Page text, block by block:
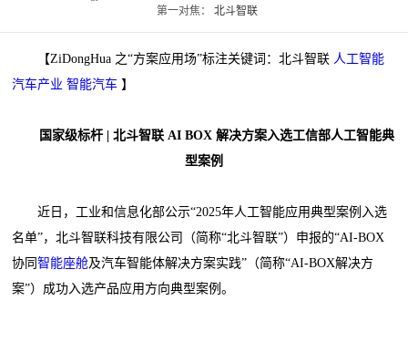
第一对焦： 北斗智联
【ZiDongHua 之“方案应用场”标注关键词：北斗智联 人工智能
汽车产业 智能汽车 】
国家级标杆 | 北斗智联 AI BOX 解决方案入选工信部人工智能典
型案例
近日，工业和信息化部公示“2025年人工智能应用典型案例入选
名单”，北斗智联科技有限公司（简称“北斗智联”）申报的“AI-BOX
协同智能座舱及汽车智能体解决方案实践”（简称“AI-BOX解决方
案”）成功入选产品应用方向典型案例。